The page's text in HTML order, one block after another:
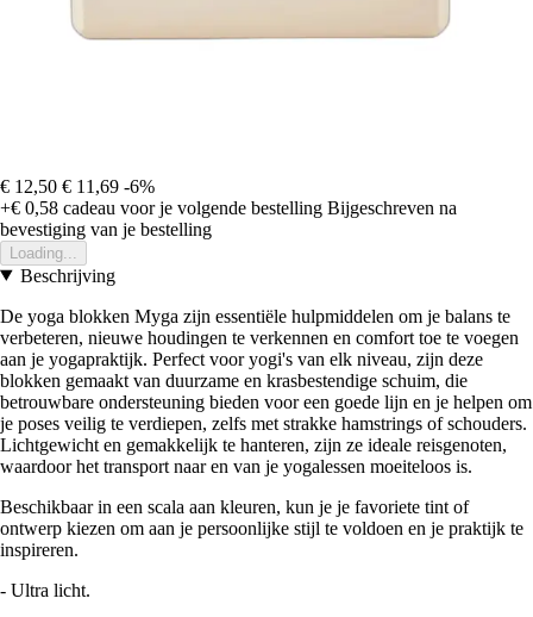
€ 12,50 € 11,69 -6%
+€ 0,58 cadeau voor je volgende bestelling Bijgeschreven na
bevestiging van je bestelling
Loading...
Beschrijving
De yoga blokken Myga zijn essentiële hulpmiddelen om je balans te
verbeteren, nieuwe houdingen te verkennen en comfort toe te voegen
aan je yogapraktijk. Perfect voor yogi's van elk niveau, zijn deze
blokken gemaakt van duurzame en krasbestendige schuim, die
betrouwbare ondersteuning bieden voor een goede lijn en je helpen om
je poses veilig te verdiepen, zelfs met strakke hamstrings of schouders.
Lichtgewicht en gemakkelijk te hanteren, zijn ze ideale reisgenoten,
waardoor het transport naar en van je yogalessen moeiteloos is.
Beschikbaar in een scala aan kleuren, kun je je favoriete tint of
ontwerp kiezen om aan je persoonlijke stijl te voldoen en je praktijk te
inspireren.
- Ultra licht.